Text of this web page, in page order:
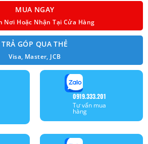
MUA NGAY
Nơi Hoặc Nhận Tại Cửa Hàng
TRẢ GÓP QUA THẺ
Visa, Master, JCB
0919.333.201
Tư vấn mua
hàng